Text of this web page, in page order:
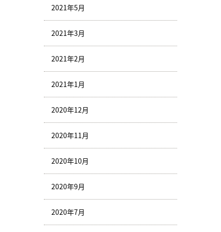
2021年5月
2021年3月
2021年2月
2021年1月
2020年12月
2020年11月
2020年10月
2020年9月
2020年7月